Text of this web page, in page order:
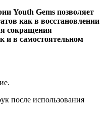
Youth Gems позволяет
как в восстановлении
сокращения
и в самостоятельном
после использования